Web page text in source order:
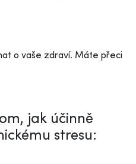
o vaše zdraví. Máte přeci
jak účinně
stresu: